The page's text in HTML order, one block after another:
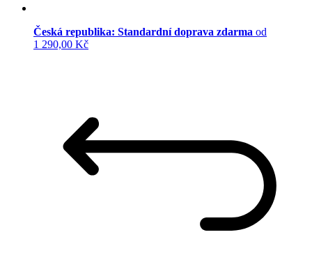
Česká republika: Standardní doprava zdarma od
1 290,00 Kč